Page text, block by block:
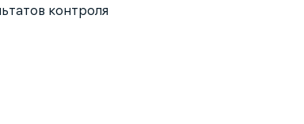
контроля